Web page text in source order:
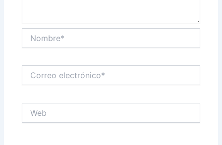
electrónico*